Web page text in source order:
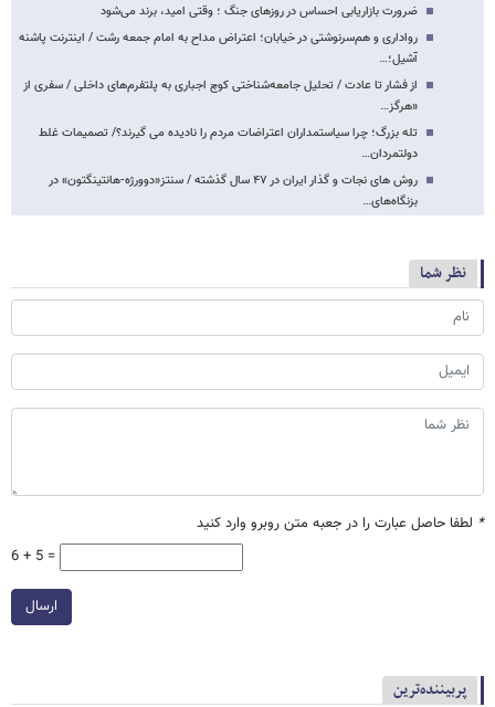
ضرورت بازاریابی احساس در روزهای جنگ ؛ وقتی امید، برند می‌شود
رواداری و هم‌سرنوشتی در خیابان؛ اعتراض مداح به امام جمعه رشت / اینترنت پاشنه
آشیل؛…
از فشار تا عادت / تحلیل جامعه‌شناختی کوچ اجباری به پلتفرم‌های داخلی / سفری از
«هرگز…
تله بزرگ؛ چرا سیاستمداران اعتراضات مردم را نادیده می گیرند؟/ تصمیمات غلط
دولتمردان…
روش های نجات و گذار ایران در ۴۷ سال گذشته / سنتز«دوورژه-هانتینگتون» در
بزنگاه‌های…
نظر شما
* لطفا حاصل عبارت را در جعبه متن روبرو وارد کنید
6 + 5 =
ارسال
پربیننده‌ترین